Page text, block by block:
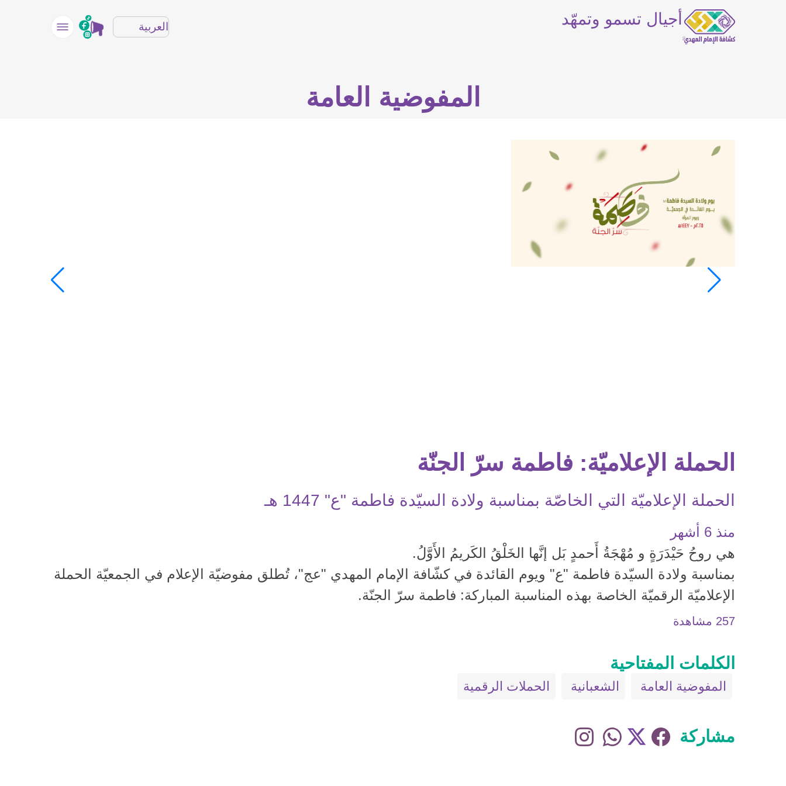
أجيال تسمو وتمهّد
المفوضية العامة
الحملة الإعلاميّة: فاطمة سرّ الجنّة
الحملة الإعلاميّة التي الخاصّة بمناسبة ولادة السيّدة فاطمة "ع" 1447 هـ
منذ 6 أشهر
هي روحُ حَيْدَرَةٍ و مُهْجَةُ أَحمدٍ بَل إنَّها الخَلْقُ الكَريمُ الأَوَّلُ.
بمناسبة ولادة السيّدة فاطمة "ع" ويوم القائدة في كشّافة الإمام المهدي "عج"، تُطلق مفوضيّة الإعلام في الجمعيّة الحملة
الإعلاميّة الرقميّة الخاصة بهذه المناسبة المباركة: فاطمة سرّ الجنّة.
257 مشاهدة
الكلمات المفتاحية
المفوضية العامة الشعبانية الحملات الرقمية
مشاركة